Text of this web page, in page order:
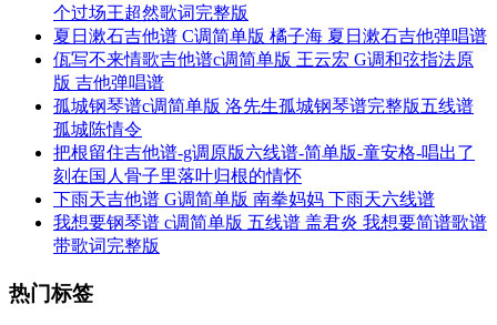
个过场王超然歌词完整版
夏日漱石吉他谱 C调简单版 橘子海 夏日漱石吉他弹唱谱
佤写不来情歌吉他谱c调简单版 王云宏 G调和弦指法原
版 吉他弹唱谱
孤城钢琴谱c调简单版 洛先生孤城钢琴谱完整版五线谱
孤城陈情令
把根留住吉他谱-g调原版六线谱-简单版-童安格-唱出了
刻在国人骨子里落叶归根的情怀
下雨天吉他谱 G调简单版 南拳妈妈 下雨天六线谱
我想要钢琴谱 c调简单版 五线谱 盖君炎 我想要简谱歌谱
带歌词完整版
热门标签